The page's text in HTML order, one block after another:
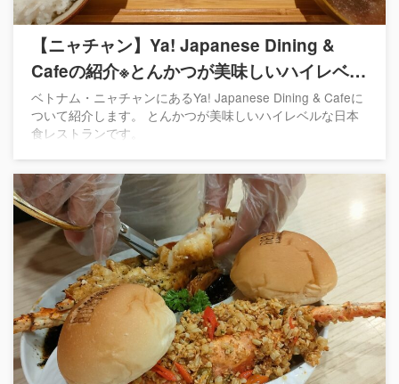
【ニャチャン】Ya! Japanese Dining &
Cafeの紹介※とんかつが美味しいハイレベル
な日本食レストラン
ベトナム・ニャチャンにあるYa! Japanese Dining & Cafeに
ついて紹介します。 とんかつが美味しいハイレベルな日本
食レストランです。